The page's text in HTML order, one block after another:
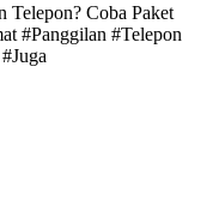
Telepon? Coba Paket
#Panggilan #Telepon